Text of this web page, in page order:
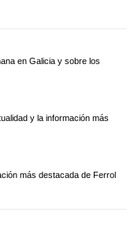
en Galicia y sobre los
y la información más
más destacada de Ferrol